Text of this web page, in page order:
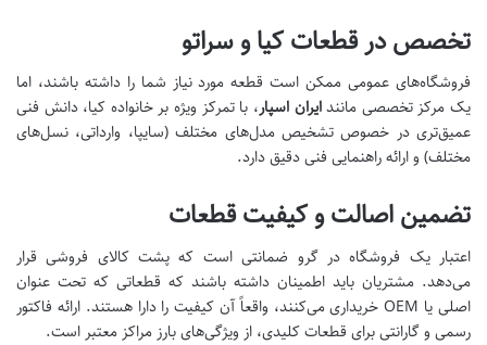
تخصص در قطعات کیا و سراتو
فروشگاه‌های عمومی ممکن است قطعه مورد نیاز شما را داشته باشند، اما
یک مرکز تخصصی مانندایران اسپار، با تمرکز ویژه بر خانواده کیا، دانش فنی
عمیق‌تری در خصوص تشخیص مدل‌های مختلف (سایپا، وارداتی، نسل‌های
مختلف) و ارائه راهنمایی فنی دقیق دارد.
تضمین اصالت و کیفیت قطعات
اعتبار یک فروشگاه در گرو ضمانتی است که پشت کالای فروشی قرار
می‌دهد. مشتریان باید اطمینان داشته باشند که قطعاتی که تحت عنوان
اصلی یا OEM خریداری می‌کنند، واقعاً آن کیفیت را دارا هستند. ارائه فاکتور
رسمی و گارانتی برای قطعات کلیدی، از ویژگی‌های بارز مراکز معتبر است.